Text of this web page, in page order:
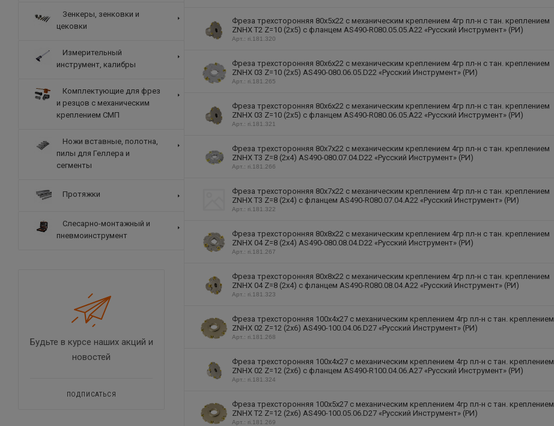
Фреза трехсторонняя 80х5х22 с механическим креплением 4гр пл-н с тан. креплением
ZNHX T2 Z=10 (2х5) с фланцем AS490-R080.05.05.A22 «Русский Инструмент» (РИ)
Арт.: ri.181.320
Фреза трехсторонняя 80х6х22 с механическим креплением 4гр пл-н с тан. креплением
ZNHX 03 Z=10 (2х5) AS490-080.06.05.D22 «Русский Инструмент» (РИ)
Арт.: ri.181.265
Фреза трехсторонняя 80х6х22 с механическим креплением 4гр пл-н с тан. креплением
ZNHX 03 Z=10 (2х5) с фланцем AS490-R080.06.05.A22 «Русский Инструмент» (РИ)
Арт.: ri.181.321
Фреза трехсторонняя 80х7х22 с механическим креплением 4гр пл-н с тан. креплением
ZNHX T3 Z=8 (2х4) AS490-080.07.04.D22 «Русский Инструмент» (РИ)
Арт.: ri.181.266
Фреза трехсторонняя 80х7х22 с механическим креплением 4гр пл-н с тан. креплением
ZNHX T3 Z=8 (2х4) с фланцем AS490-R080.07.04.A22 «Русский Инструмент» (РИ)
Арт.: ri.181.322
Фреза трехсторонняя 80х8х22 с механическим креплением 4гр пл-н с тан. креплением
ZNHX 04 Z=8 (2х4) AS490-080.08.04.D22 «Русский Инструмент» (РИ)
Арт.: ri.181.267
Фреза трехсторонняя 80х8х22 с механическим креплением 4гр пл-н с тан. креплением
ZNHX 04 Z=8 (2х4) с фланцем AS490-R080.08.04.A22 «Русский Инструмент» (РИ)
Арт.: ri.181.323
Фреза трехсторонняя 100х4х27 с механическим креплением 4гр пл-н с тан. креплением
ZNHX 02 Z=12 (2х6) AS490-100.04.06.D27 «Русский Инструмент» (РИ)
Арт.: ri.181.268
Фреза трехсторонняя 100х4х27 с механическим креплением 4гр пл-н с тан. креплением
ZNHX 02 Z=12 (2х6) с фланцем AS490-R100.04.06.A27 «Русский Инструмент» (РИ)
Арт.: ri.181.324
Фреза трехсторонняя 100х5х27 с механическим креплением 4гр пл-н с тан. креплением
ZNHX T2 Z=12 (2х6) AS490-100.05.06.D27 «Русский Инструмент» (РИ)
Арт.: ri.181.269
Зенкеры, зенковки и
цековки
Измерительный
инструмент, калибры
Комплектующие для фрез
и резцов с механическим
креплением СМП
Ножи вставные, полотна,
пилы для Геллера и
сегменты
Протяжки
Слесарно-монтажный и
пневмоинструмент
Будьте в курсе наших акций и
новостей
ПОДПИСАТЬСЯ